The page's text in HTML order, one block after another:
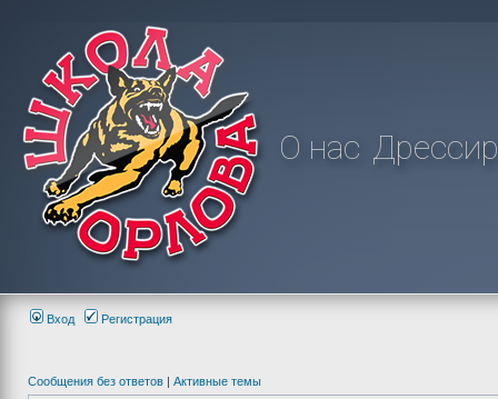
О нас
Вход Регистрация
Сообщения без ответов | Активные темы